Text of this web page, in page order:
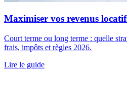
Maximiser vos revenus
Court terme ou long terme : quelle
frais, impôts et règles 2026.
Lire le guide